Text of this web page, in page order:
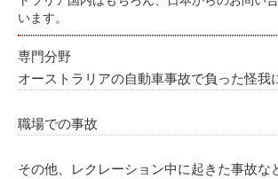
います。
専門分野
オーストラリアの自動車事故で負った怪我
職場での事故
その他、レクレーション中に起きた事故な